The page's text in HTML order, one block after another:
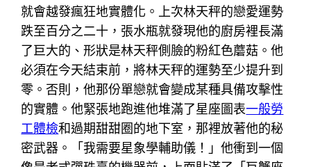
就會越發瘋狂地實體化。上次林天秤的戀愛運勢
跌至百分之二十，張水瓶就發現他的廚房裡長滿
了巨大的、形狀是林天秤側臉的粉紅色蘑菇。他
必須在今天結束前，將林天秤的運勢至少提升到
零。否則，他那份單戀就會變成某種具備攻擊性
的實體。他緊張地跑進他堆滿了星座圖表一般勞
工體檢和過期甜甜圈的地下室，那裡放著他的秘
密武器。「我需要星象學輔助儀！」他衝到一個